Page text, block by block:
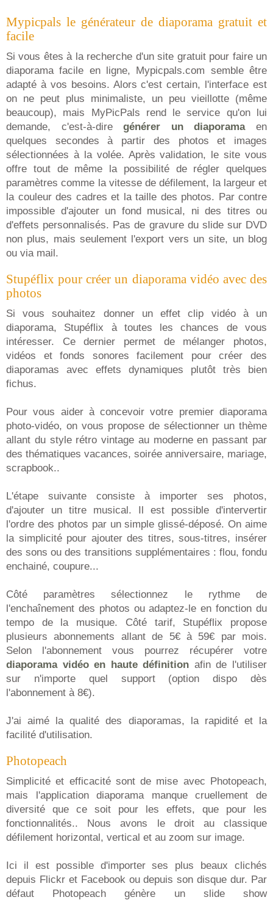
Mypicpals le générateur de diaporama gratuit et
facile
Si vous êtes à la recherche d'un site gratuit pour faire un
diaporama facile en ligne, Mypicpals.com semble être
adapté à vos besoins. Alors c'est certain, l'interface est
on ne peut plus minimaliste, un peu vieillotte (même
beaucoup), mais MyPicPals rend le service qu'on lui
demande, c'est-à-diregénérer un diaporamaen
quelques secondes à partir des photos et images
sélectionnées à la volée. Après validation, le site vous
offre tout de même la possibilité de régler quelques
paramètres comme la vitesse de défilement, la largeur et
la couleur des cadres et la taille des photos. Par contre
impossible d'ajouter un fond musical, ni des titres ou
d'effets personnalisés. Pas de gravure du slide sur DVD
non plus, mais seulement l'export vers un site, un blog
ou via mail.
Stupéflix pour créer un diaporama vidéo avec des
photos
Si vous souhaitez donner un effet clip vidéo à un
diaporama, Stupéflix à toutes les chances de vous
intéresser. Ce dernier permet de mélanger photos,
vidéos et fonds sonores facilement pour créer des
diaporamas avec effets dynamiques plutôt très bien
fichus.
Pour vous aider à concevoir votre premier diaporama
photo-vidéo, on vous propose de sélectionner un thème
allant du style rétro vintage au moderne en passant par
des thématiques vacances, soirée anniversaire, mariage,
scrapbook..
L'étape suivante consiste à importer ses photos,
d'ajouter un titre musical. Il est possible d'intervertir
l'ordre des photos par un simple glissé-déposé. On aime
la simplicité pour ajouter des titres, sous-titres, insérer
des sons ou des transitions supplémentaires : flou, fondu
enchainé, coupure...
Côté paramètres sélectionnez le rythme de
l'enchaînement des photos ou adaptez-le en fonction du
tempo de la musique. Côté tarif, Stupéflix propose
plusieurs abonnements allant de 5€ à 59€ par mois.
Selon l'abonnement vous pourrez récupérer votre
diaporama vidéo en haute définition afin de l'utiliser
sur n'importe quel support (option dispo dès
l'abonnement à 8€).
J'ai aimé la qualité des diaporamas, la rapidité et la
facilité d'utilisation.
Photopeach
Simplicité et efficacité sont de mise avec Photopeach,
mais l'application diaporama manque cruellement de
diversité que ce soit pour les effets, que pour les
fonctionnalités.. Nous avons le droit au classique
défilement horizontal, vertical et au zoom sur image.
Ici il est possible d'importer ses plus beaux clichés
depuis Flickr et Facebook ou depuis son disque dur. Par
défaut Photopeach génère un slide show